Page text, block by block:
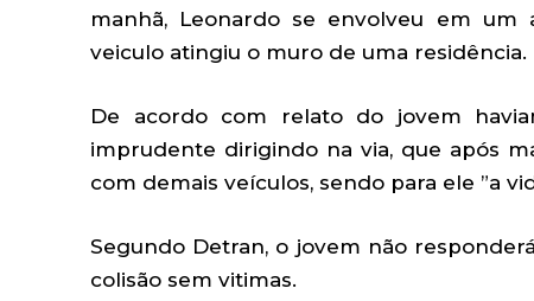
manhã, Leonardo se envolveu em um
veiculo atingiu o muro de uma residência.
De acordo com relato do jovem
imprudente dirigindo na via, que após
com demais veículos, sendo para ele ”a
Segundo Detran, o jovem não
colisão sem vitimas.